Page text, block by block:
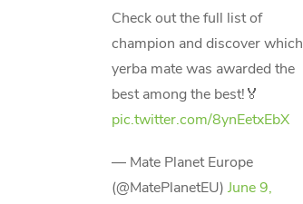
Check out the full list of
champion and discover which
yerba mate was awarded the
best among the best!🏅
pic.twitter.com/8ynEetxEbX
— Mate Planet Europe
(@MatePlanetEU) June 9,